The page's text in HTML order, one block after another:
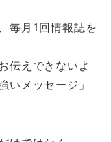
毎月1回情報誌を
伝えできないよ
いメッセージ」